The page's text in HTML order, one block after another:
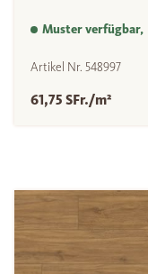
Muster verfügbar,
Artikel Nr. 548997
61,75 SFr./m²